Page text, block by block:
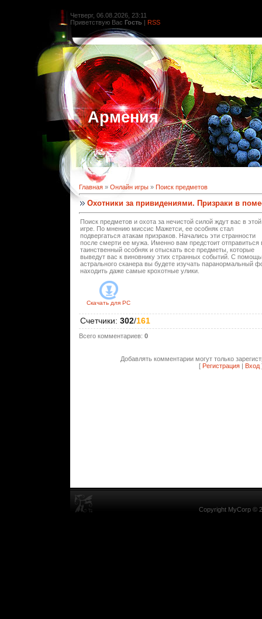
Четверг, 06.08.2026, 23:11
Приветствую Вас Гость | RSS
Армения
Главная » Онлайн игры » Поиск предметов
Охотники за привидениями. Призраки в
Поиск предметов и охота за нечистой силой ждут вас в этой
игре. По мнению миссис Мажетси, ее особняк стал
подвергаться атакам призраков. Начались эти странности
после смерти ее мужа. Именно вам предстоит отправиться
таинственный особняк и отыскать все предметы, которые
выведут вас к виновнику этих странных событий. С
астрального сканера вы будете изучать паранормальный
находить даже самые крохотные улики.
Скачать для PC
Счетчики: 302/161
Всего комментариев: 0
Добавлять комментарии могут только
[ Регистрация Вход
Copyright MyCorp ©